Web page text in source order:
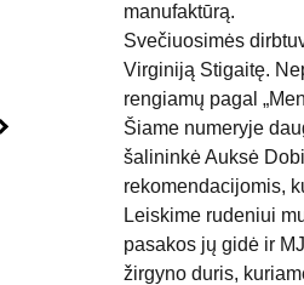
manufaktūrą.
Svečiuosimės
Virginiją Stigaitę.
rengiamų pagal
Šiame numeryje
šalininkė Auksė
rekomendacijomis,
Leiskime rudeniui
pasakos jų gidė ir
žirgyno duris,